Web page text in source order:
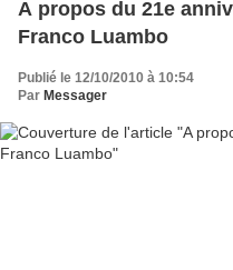
A propos du 21e
Franco Luambo
Publié le 12/10/2010 à 10:54
Par Messager